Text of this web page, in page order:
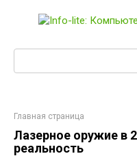
Главная страница
Лазерное оружие в
реальность